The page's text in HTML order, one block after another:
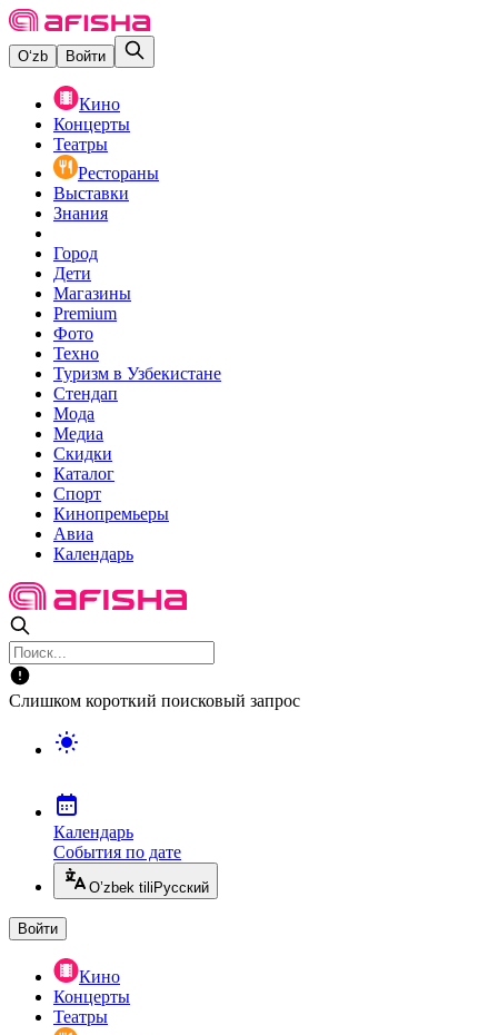
O‘zb Войти
Кино
Концерты
Театры
Рестораны
Выставки
Знания
Город
Дети
Магазины
Premium
Фото
Техно
Туризм в Узбекистане
Стендап
Мода
Медиа
Скидки
Каталог
Спорт
Кинопремьеры
Авиа
Календарь
Слишком короткий поисковый запрос
Календарь
События по дате
O’zbek tili Русский
Войти
Кино
Концерты
Театры